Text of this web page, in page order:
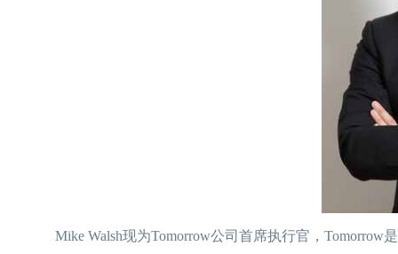
Mike Walsh现为Tomorrow公司首席执行官，Tomorrow